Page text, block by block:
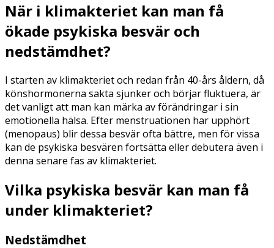
När i klimakteriet kan man få
ökade psykiska besvär och
nedstämdhet?
I starten av klimakteriet och redan från 40-års åldern, då
könshormonerna sakta sjunker och börjar fluktuera, är
det vanligt att man kan märka av förändringar i sin
emotionella hälsa. Efter menstruationen har upphört
(menopaus) blir dessa besvär ofta bättre, men för vissa
kan de psykiska besvären fortsätta eller debutera även i
denna senare fas av klimakteriet.
Vilka psykiska besvär kan man få
under klimakteriet?
Nedstämdhet